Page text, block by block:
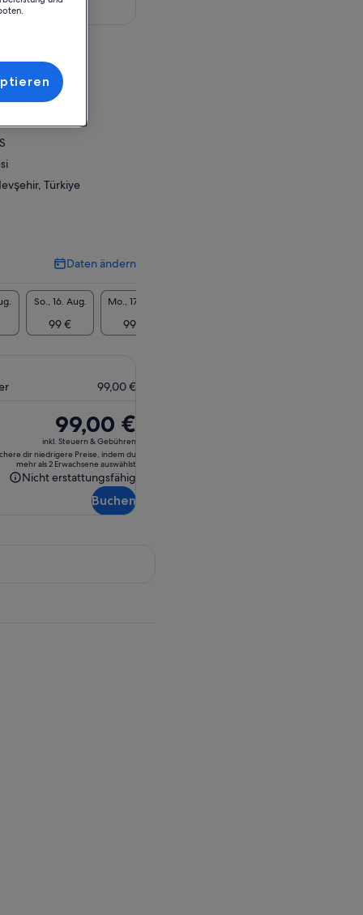
anzeigen
Türkiye
Daten ändern
Daten
So., 16. Aug.
99 €
Mo., 17. Aug.
99 €
99,00 €
Der
Preis
beträgt
99,00 €
99,00 €
inkl. Steuern & Gebühren
dir niedrigere Preise, indem du
mehr als 2 Erwachsene auswählst
Nicht erstattungsfähig
Nicht
erstattungsfähigBuchen